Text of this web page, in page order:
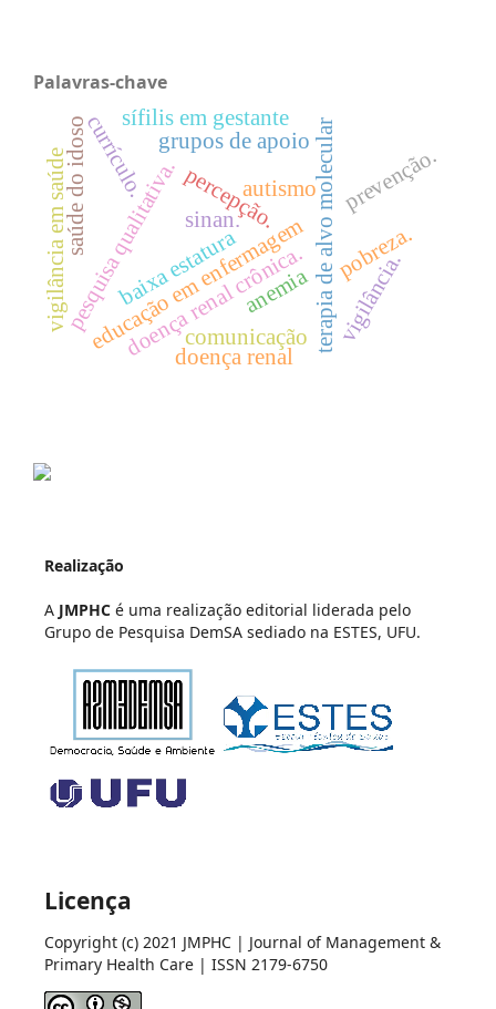
Palavras-chave
terapia de alvo molecular
doença renal crônica.
educação em enfermagem
pesquisa qualitativa. autismo
grupos de apoio
percepção.
comunicação
currículo.
baixa estatura pobreza.
vigilância.
sífilis em gestante
vigilância em saúde anemia
prevenção.
saúde do idoso sinan.
doença renal
Realização
A JMPHCé uma realização editorial liderada pelo
Grupo de Pesquisa DemSA sediado na ESTES, UFU.
Licença
Copyright (c) 2021 JMPHC | Journal of Management &
Primary Health Care | ISSN 2179-6750